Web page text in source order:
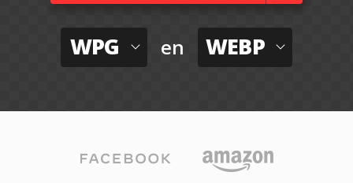
WPG en WEBP